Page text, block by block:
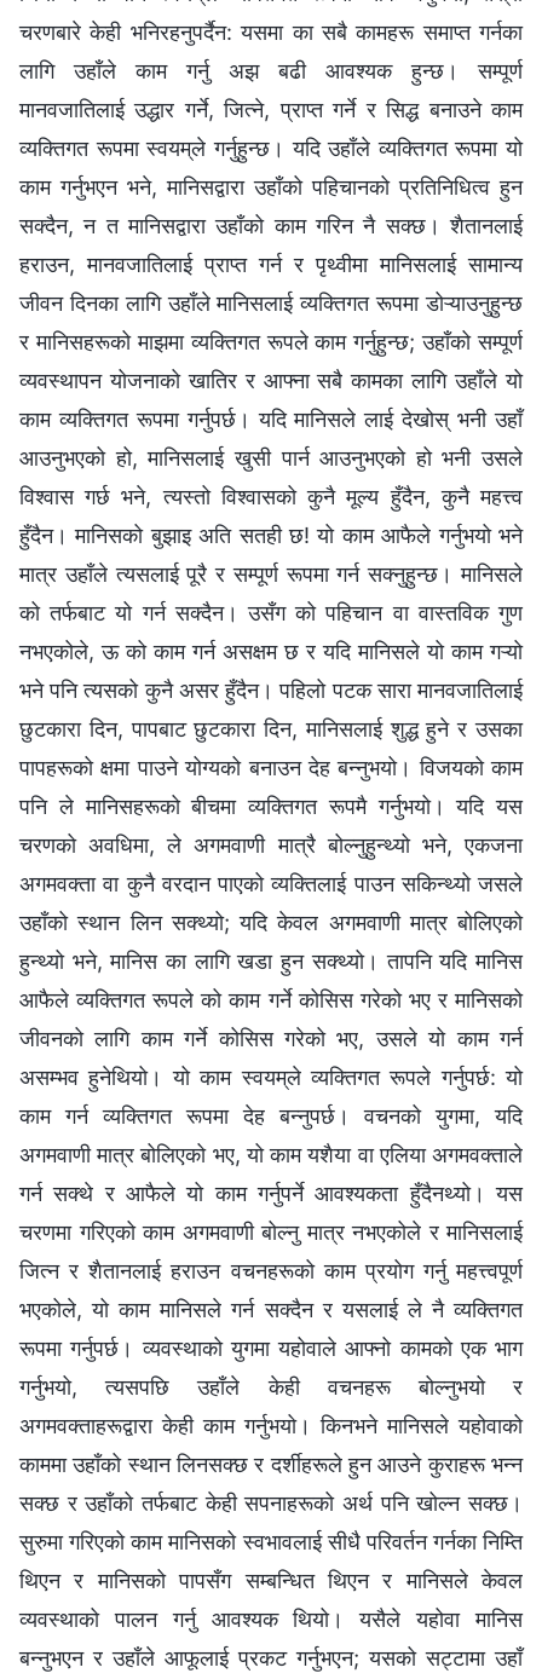
चरणबारे केही भनिरहनुपर्दैन: यसमा का सबै कामहरू समाप्त गर्नका
लागि उहाँले काम गर्नु अझ बढी आवश्यक हुन्छ। सम्पूर्ण
मानवजातिलाई उद्धार गर्ने, जित्ने, प्राप्त गर्ने र सिद्ध बनाउने काम
व्यक्तिगत रूपमा स्वयम्‌ले गर्नुहुन्छ। यदि उहाँले व्यक्तिगत रूपमा यो
काम गर्नुभएन भने, मानिसद्वारा उहाँको पहिचानको प्रतिनिधित्व हुन
सक्दैन, न त मानिसद्वारा उहाँको काम गरिन नै सक्छ। शैतानलाई
हराउन, मानवजातिलाई प्राप्त गर्न र पृथ्वीमा मानिसलाई सामान्य
जीवन दिनका लागि उहाँले मानिसलाई व्यक्तिगत रूपमा डोऱ्याउनुहुन्छ
र मानिसहरूको माझमा व्यक्तिगत रूपले काम गर्नुहुन्छ; उहाँको सम्पूर्ण
व्यवस्थापन योजनाको खातिर र आफ्ना सबै कामका लागि उहाँले यो
काम व्यक्तिगत रूपमा गर्नुपर्छ। यदि मानिसले लाई देखोस् भनी उहाँ
आउनुभएको हो, मानिसलाई खुसी पार्न आउनुभएको हो भनी उसले
विश्‍वास गर्छ भने, त्यस्तो विश्वासको कुनै मूल्य हुँदैन, कुनै महत्त्व
हुँदैन। मानिसको बुझाइ अति सतही छ! यो काम आफैले गर्नुभयो भने
मात्र उहाँले त्यसलाई पूरै र सम्पूर्ण रूपमा गर्न सक्नुहुन्छ। मानिसले
को तर्फबाट यो गर्न सक्दैन। उसँग को पहिचान वा वास्तविक गुण
नभएकोले, ऊ को काम गर्न असक्षम छ र यदि मानिसले यो काम गऱ्यो
भने पनि त्यसको कुनै असर हुँदैन। पहिलो पटक सारा मानवजातिलाई
छुटकारा दिन, पापबाट छुटकारा दिन, मानिसलाई शुद्ध हुने र उसका
पापहरूको क्षमा पाउने योग्यको बनाउन देह बन्नुभयो। विजयको काम
पनि ले मानिसहरूको बीचमा व्यक्तिगत रूपमै गर्नुभयो। यदि यस
चरणको अवधिमा, ले अगमवाणी मात्रै बोल्नुहुन्थ्यो भने, एकजना
अगमवक्ता वा कुनै वरदान पाएको व्यक्तिलाई पाउन सकिन्थ्यो जसले
उहाँको स्थान लिन सक्थ्यो; यदि केवल अगमवाणी मात्र बोलिएको
हुन्थ्यो भने, मानिस का लागि खडा हुन सक्थ्यो। तापनि यदि मानिस
आफैले व्यक्तिगत रूपले को काम गर्ने कोसिस गरेको भए र मानिसको
जीवनको लागि काम गर्ने कोसिस गरेको भए, उसले यो काम गर्न
असम्भव हुनेथियो। यो काम स्वयम्‌ले व्यक्तिगत रूपले गर्नुपर्छ: यो
काम गर्न व्यक्तिगत रूपमा देह बन्नुपर्छ। वचनको युगमा, यदि
अगमवाणी मात्र बोलिएको भए, यो काम यशैया वा एलिया अगमवक्ताले
गर्न सक्थे र आफैले यो काम गर्नुपर्ने आवश्यकता हुँदैनथ्यो। यस
चरणमा गरिएको काम अगमवाणी बोल्नु मात्र नभएकोले र मानिसलाई
जित्न र शैतानलाई हराउन वचनहरूको काम प्रयोग गर्नु महत्त्वपूर्ण
भएकोले, यो काम मानिसले गर्न सक्दैन र यसलाई ले नै व्यक्तिगत
रूपमा गर्नुपर्छ। व्यवस्थाको युगमा यहोवाले आफ्नो कामको एक भाग
गर्नुभयो, त्यसपछि उहाँले केही वचनहरू बोल्नुभयो र
अगमवक्ताहरूद्वारा केही काम गर्नुभयो। किनभने मानिसले यहोवाको
काममा उहाँको स्थान लिनसक्छ र दर्शीहरूले हुन आउने कुराहरू भन्न
सक्छ र उहाँको तर्फबाट केही सपनाहरूको अर्थ पनि खोल्न सक्छ।
सुरुमा गरिएको काम मानिसको स्वभावलाई सीधै परिवर्तन गर्नका निम्ति
थिएन र मानिसको पापसँग सम्बन्धित थिएन र मानिसले केवल
व्यवस्थाको पालन गर्नु आवश्यक थियो। यसैले यहोवा मानिस
बन्नुभएन र उहाँले आफूलाई प्रकट गर्नुभएन; यसको सट्टामा उहाँ